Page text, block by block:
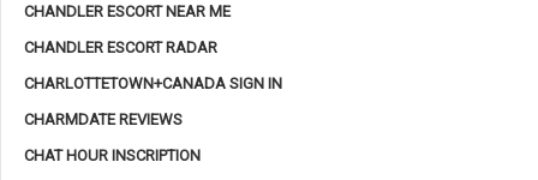
CHANDLER ESCORT NEAR ME
CHANDLER ESCORT RADAR
CHARLOTTETOWN+CANADA SIGN IN
CHARMDATE REVIEWS
CHAT HOUR INSCRIPTION